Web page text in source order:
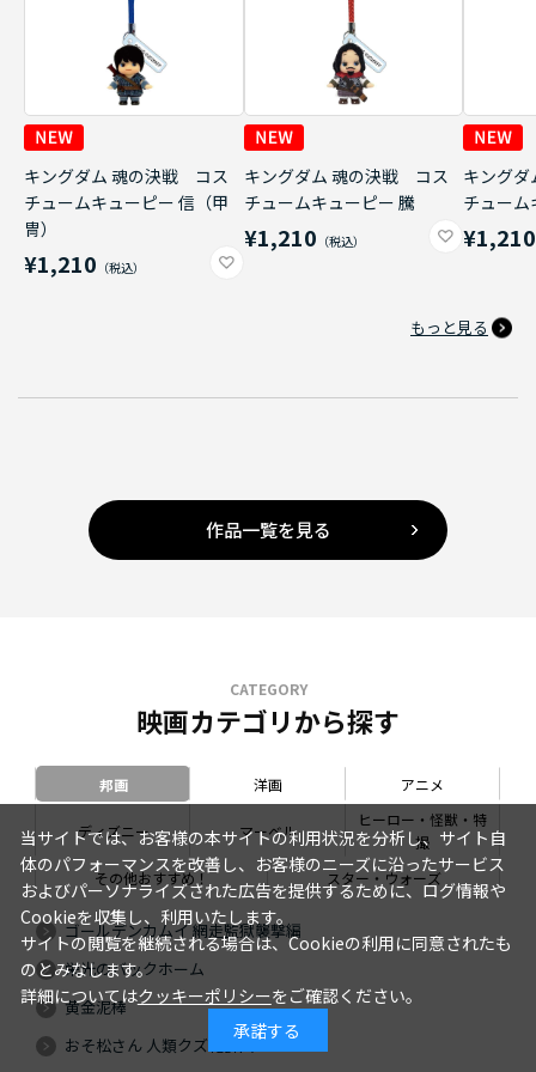
キングダム 魂の決戦 コス
チュームキューピー 信（甲
冑）
¥1,210
キングダム 魂の決戦 コス
チュームキューピー 騰
¥1,210
キング
チューム
¥1,210
もっと見る
作品一覧を見る
CATEGORY
映画カテゴリから探す
邦画 洋画 アニメ
ディズニー マーベル
ヒーロー・怪獣・特
撮
その他おすすめ！
スター・ウォーズ
ゴールデンカムイ 網走監獄襲撃編
栄光のバックホーム
黄金泥棒
おそ松さん 人類クズ化計画!!!!!?
当サイトでは、お客様の本サイトの利用状況を分析し、サイト自
体のパフォーマンスを改善し、お客様のニーズに沿ったサービス
およびパーソナライズされた広告を提供するために、ログ情報や
Cookieを収集し、利用いたします。
サイトの閲覧を継続される場合は、Cookieの利用に同意されたも
のとみなします。
詳細についてはクッキーポリシーをご確認ください。
承諾する